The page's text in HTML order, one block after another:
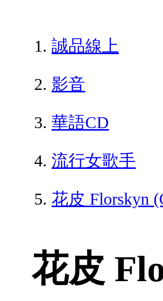
誠品線上
影音
華語CD
流行女歌手
花皮 Florskyn
花皮